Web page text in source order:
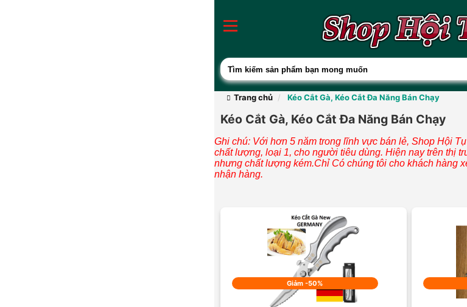
Trang chủ Kéo Cắt Gà, Kéo Cắt Đa Năng Bán Chạy
Kéo Cắt Gà, Kéo Cắt Đa Năng Bán Chạy
Ghi chú: Với hơn 5 năm trong lĩnh vực bán lẻ, Shop Hội
chất lượng, loại 1, cho người tiêu dùng. Hiện nay trên thị
nhưng chất lượng kém.Chỉ Có chúng tôi cho khách hàng
nhận hàng.
Giảm -50%